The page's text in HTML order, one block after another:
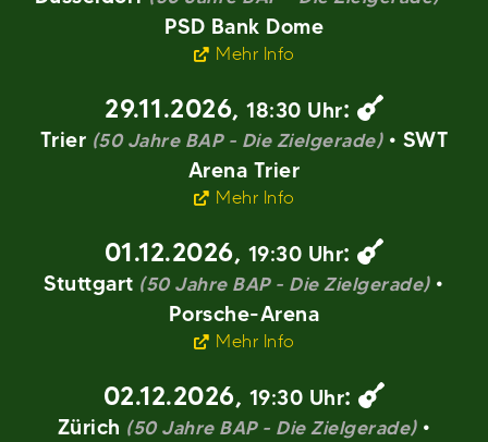
PSD Bank Dome
Mehr Info
29.11.2026, 18:30 Uhr:
Trier (50 Jahre BAP - Die Zielgerade)• SWT
Arena Trier
Mehr Info
01.12.2026, 19:30 Uhr:
Stuttgart (50 Jahre BAP - Die Zielgerade)•
Porsche-Arena
Mehr Info
02.12.2026, 19:30 Uhr:
Zürich (50 Jahre BAP - Die Zielgerade)•